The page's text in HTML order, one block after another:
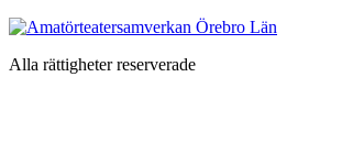
Alla rättigheter reserverade